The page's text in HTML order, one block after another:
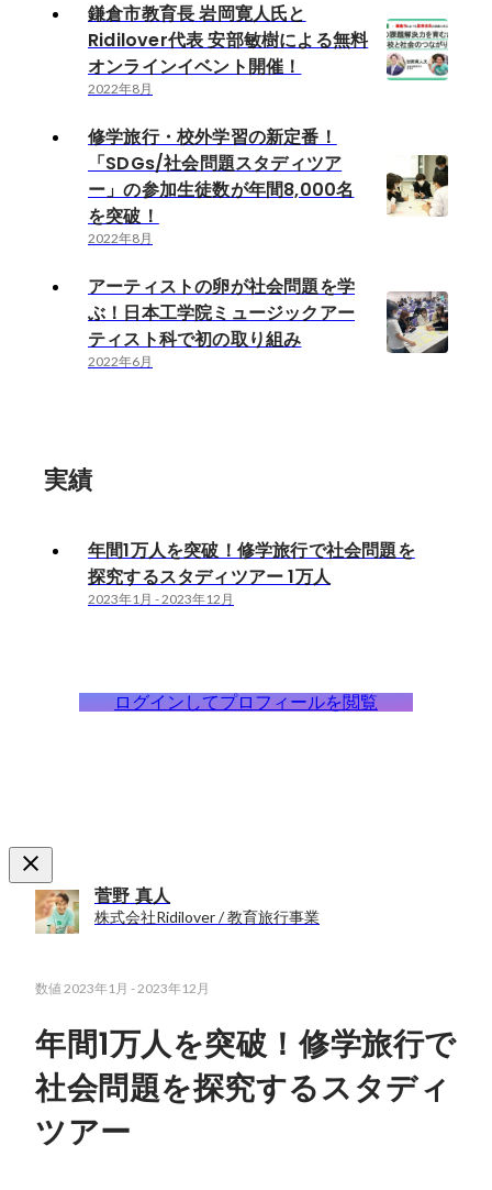
鎌倉市教育長 岩岡寛人氏と
Ridilover代表 安部敏樹による無料
オンラインイベント開催！
2022年8月
修学旅行・校外学習の新定番！
「SDGs/社会問題スタディツア
ー」の参加生徒数が年間8,000名
を突破！
2022年8月
アーティストの卵が社会問題を学
ぶ！日本工学院ミュージックアー
ティスト科で初の取り組み
2022年6月
実績
年間1万人を突破！修学旅行で社会問題を
探究するスタディツアー 1万人
2023年1月 -2023年12月
ログインしてプロフィールを閲覧
菅野 真人
株式会社Ridilover / 教育旅行事業
数値 2023年1月 -2023年12月
年間1万人を突破！修学旅行で
社会問題を探究するスタディ
ツアー